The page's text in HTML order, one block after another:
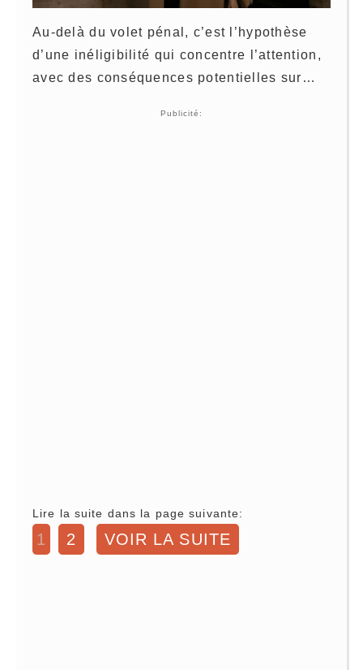
Au-delà du volet pénal, c’est l’hypothèse
d’une inéligibilité qui concentre l’attention,
avec des conséquences potentielles sur…
Publicité:
Lire la suite dans la page suivante:
1 2 VOIR LA SUITE